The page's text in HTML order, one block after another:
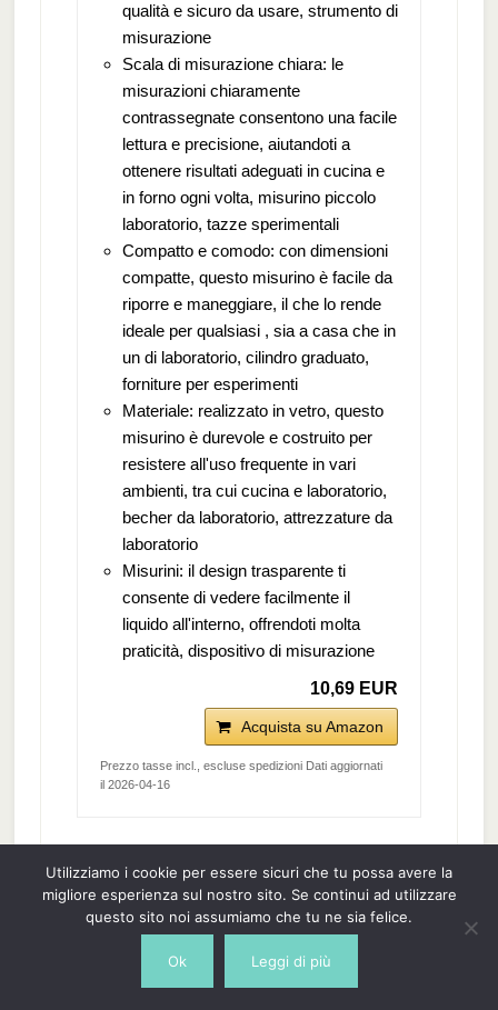
qualità e sicuro da usare, strumento di
misurazione
Scala di misurazione chiara: le
misurazioni chiaramente
contrassegnate consentono una facile
lettura e precisione, aiutandoti a
ottenere risultati adeguati in cucina e
in forno ogni volta, misurino piccolo
laboratorio, tazze sperimentali
Compatto e comodo: con dimensioni
compatte, questo misurino è facile da
riporre e maneggiare, il che lo rende
ideale per qualsiasi , sia a casa che in
un di laboratorio, cilindro graduato,
forniture per esperimenti
Materiale: realizzato in vetro, questo
misurino è durevole e costruito per
resistere all'uso frequente in vari
ambienti, tra cui cucina e laboratorio,
becher da laboratorio, attrezzature da
laboratorio
Misurini: il design trasparente ti
consente di vedere facilmente il
liquido all'interno, offrendoti molta
praticità, dispositivo di misurazione
10,69 EUR
Acquista su Amazon
Prezzo tasse incl., escluse spedizioni Dati aggiornati
il 2026-04-16
Utilizziamo i cookie per essere sicuri che tu possa avere la
migliore esperienza sul nostro sito. Se continui ad utilizzare
questo sito noi assumiamo che tu ne sia felice.
Ok Leggi di più